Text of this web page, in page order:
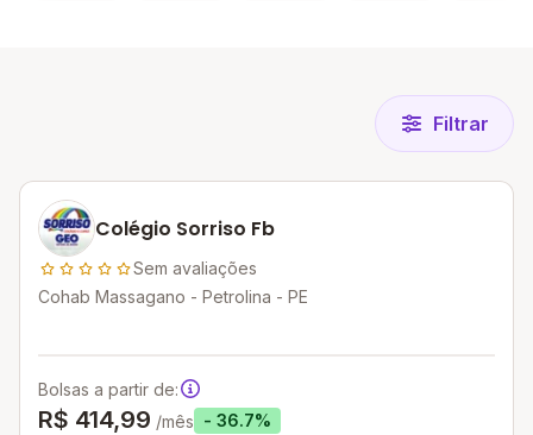
Filtrar
Colégio Sorriso Fb
Sem avaliações
Cohab Massagano - Petrolina - PE
Bolsas a partir de:
R$ 414,99 /mês - 36.7%